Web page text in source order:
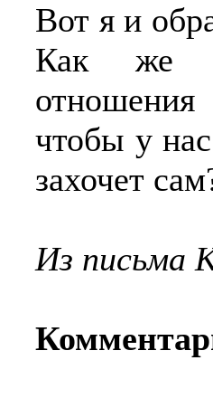
Вот я и
Как же
чтобы у
захочет
Из письма